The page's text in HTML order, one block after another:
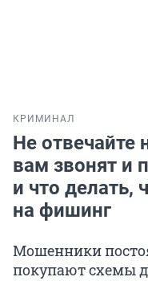
КРИМИНАЛ
Не отвечайте
вам звонят и
и что делать,
на фишинг
Мошенники
покупают схемы